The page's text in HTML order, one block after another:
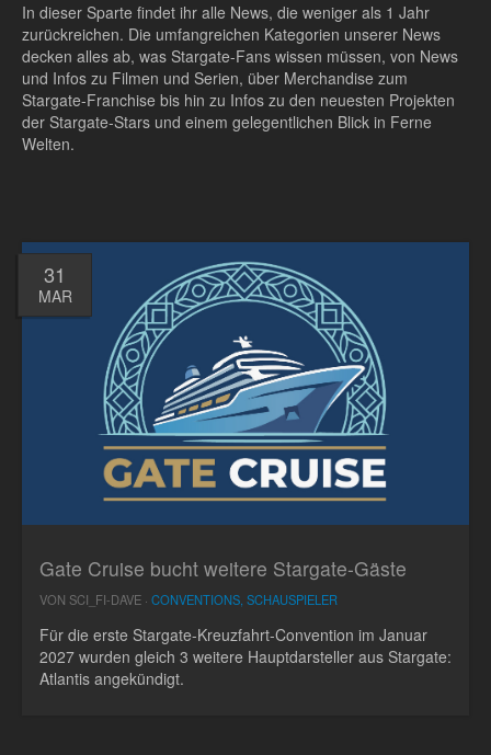
In dieser Sparte findet ihr alle News, die weniger als 1 Jahr
zurückreichen. Die umfangreichen Kategorien unserer News
decken alles ab, was Stargate-Fans wissen müssen, von News
und Infos zu Filmen und Serien, über Merchandise zum
Stargate-Franchise bis hin zu Infos zu den neuesten Projekten
der Stargate-Stars und einem gelegentlichen Blick in Ferne
Welten.
31
MAR
Gate Cruise bucht weitere Stargate-Gäste
VON SCI_FI-DAVE · CONVENTIONS, SCHAUSPIELER
Für die erste Stargate-Kreuzfahrt-Convention im Januar
2027 wurden gleich 3 weitere Hauptdarsteller aus Stargate:
Atlantis angekündigt.